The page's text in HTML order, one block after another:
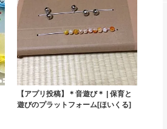
【アプリ投稿】＊音遊び＊ | 保育と
遊びのプラットフォーム[ほいくる]